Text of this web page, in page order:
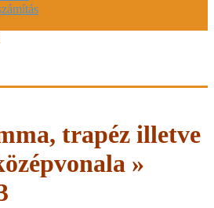
trapéz illetve
»